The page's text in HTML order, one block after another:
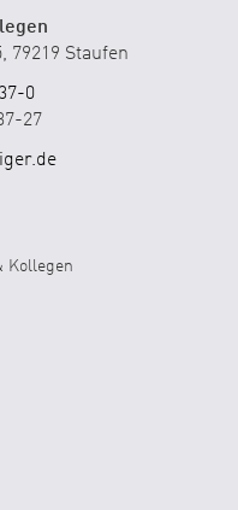
79219 Staufen
0
27
Kollegen